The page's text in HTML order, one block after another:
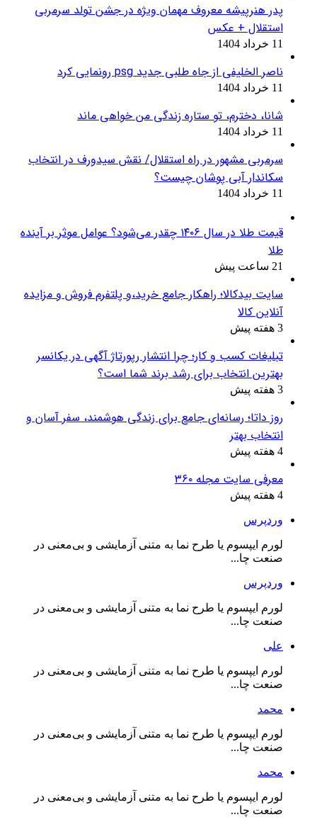
پدر هنرپیشه معروف مهمان ویژه در جشن تولد سرمربی
استقلال + عکس
11 خرداد 1404
ناصر الخلیفی از جاه طلبی جدید psg رونمایی کرد
11 خرداد 1404
شانا، دخترم، تو ستاره زندگی من خواهی ماند
11 خرداد 1404
سرمربی مشهور در راه استقلال/ نقش سیدورف در انتخاب
سکاندار آبی پوشان چیست؟
11 خرداد 1404
قیمت طلا در سال ۱۴۰۶ چقدر می‌شود؟ عوامل موثر بر آینده
طلا
21 ساعت پیش
سایت بیدکالا؛ راهکار جامع خرید،و پلتفرم فروش و مزایده
آنلاین کالا
3 هفته پیش
تبلیغات کسب و کار؛ چرا انتشار رپورتاژ آگهی در یکانسر
بهترین انتخاب برای رشد برند شما است؟
3 هفته پیش
روز داتا؛ رسانه‌ای جامع برای زندگی هوشمند، سفر آسان و
انتخاب بهتر
4 هفته پیش
معرفی سایت مجله ۳۶۰
4 هفته پیش
وردپرس
لورم ایپسوم یا طرح‌ نما به متنی آزمایشی و بی‌معنی در
صنعت چا...
وردپرس
لورم ایپسوم یا طرح‌ نما به متنی آزمایشی و بی‌معنی در
صنعت چا...
علی
لورم ایپسوم یا طرح‌ نما به متنی آزمایشی و بی‌معنی در
صنعت چا...
محمد
لورم ایپسوم یا طرح‌ نما به متنی آزمایشی و بی‌معنی در
صنعت چا...
محمد
لورم ایپسوم یا طرح‌ نما به متنی آزمایشی و بی‌معنی در
صنعت چا...